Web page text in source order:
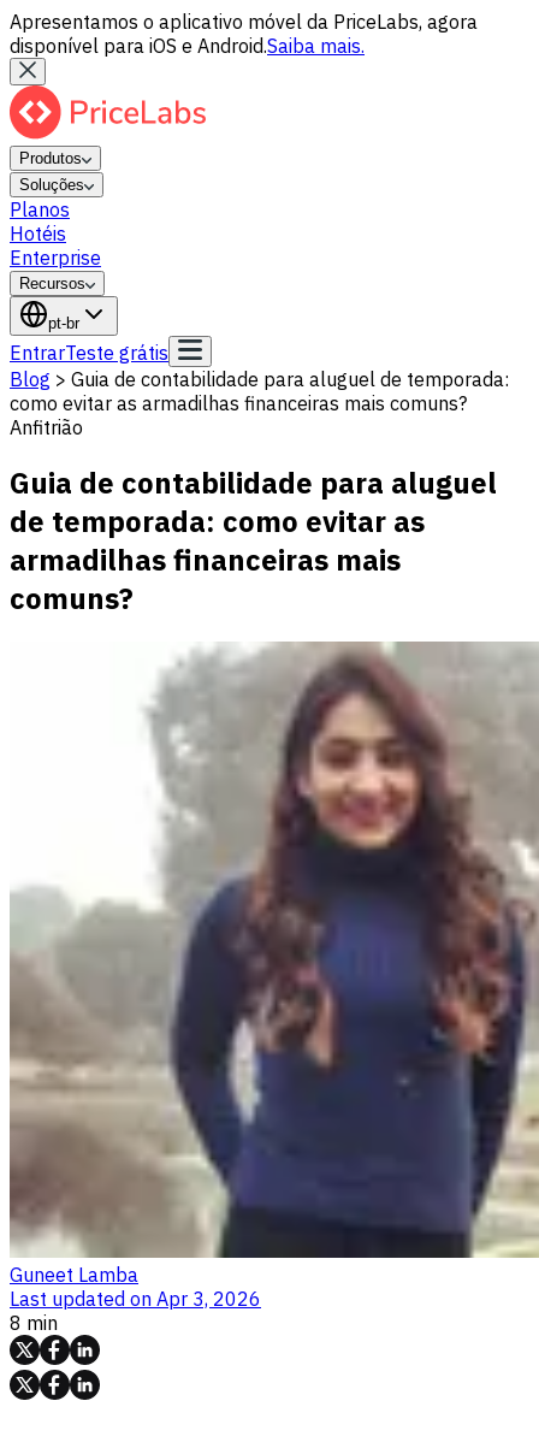
Apresentamos o aplicativo móvel da PriceLabs, agora
disponível para iOS e Android.Saiba mais.
Produtos
Soluções
Planos
Hotéis
Enterprise
Recursos
pt-br
EntrarTeste grátis
Blog > Guia de contabilidade para aluguel de temporada:
como evitar as armadilhas financeiras mais comuns?
Anfitrião
Guia de contabilidade para aluguel
de temporada: como evitar as
armadilhas financeiras mais
comuns?
Guneet Lamba
Last updated on Apr 3, 2026
8 min